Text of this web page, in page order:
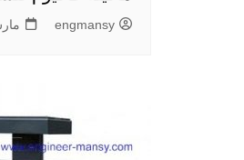
engmansy مارس